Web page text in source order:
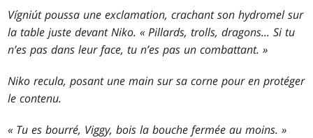
Vígniút poussa une exclamation, crachant son hydromel sur
la table juste devant Niko. « Pillards, trolls, dragons... Si tu
n’es pas dans leur face, tu n’es pas un combattant. »
Niko recula, posant une main sur sa corne pour en protéger
le contenu.
« Tu es bourré, Viggy, bois la bouche fermée au moins. »